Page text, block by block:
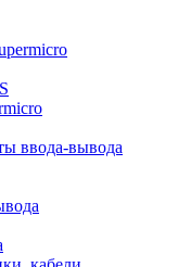
ввода-вывода